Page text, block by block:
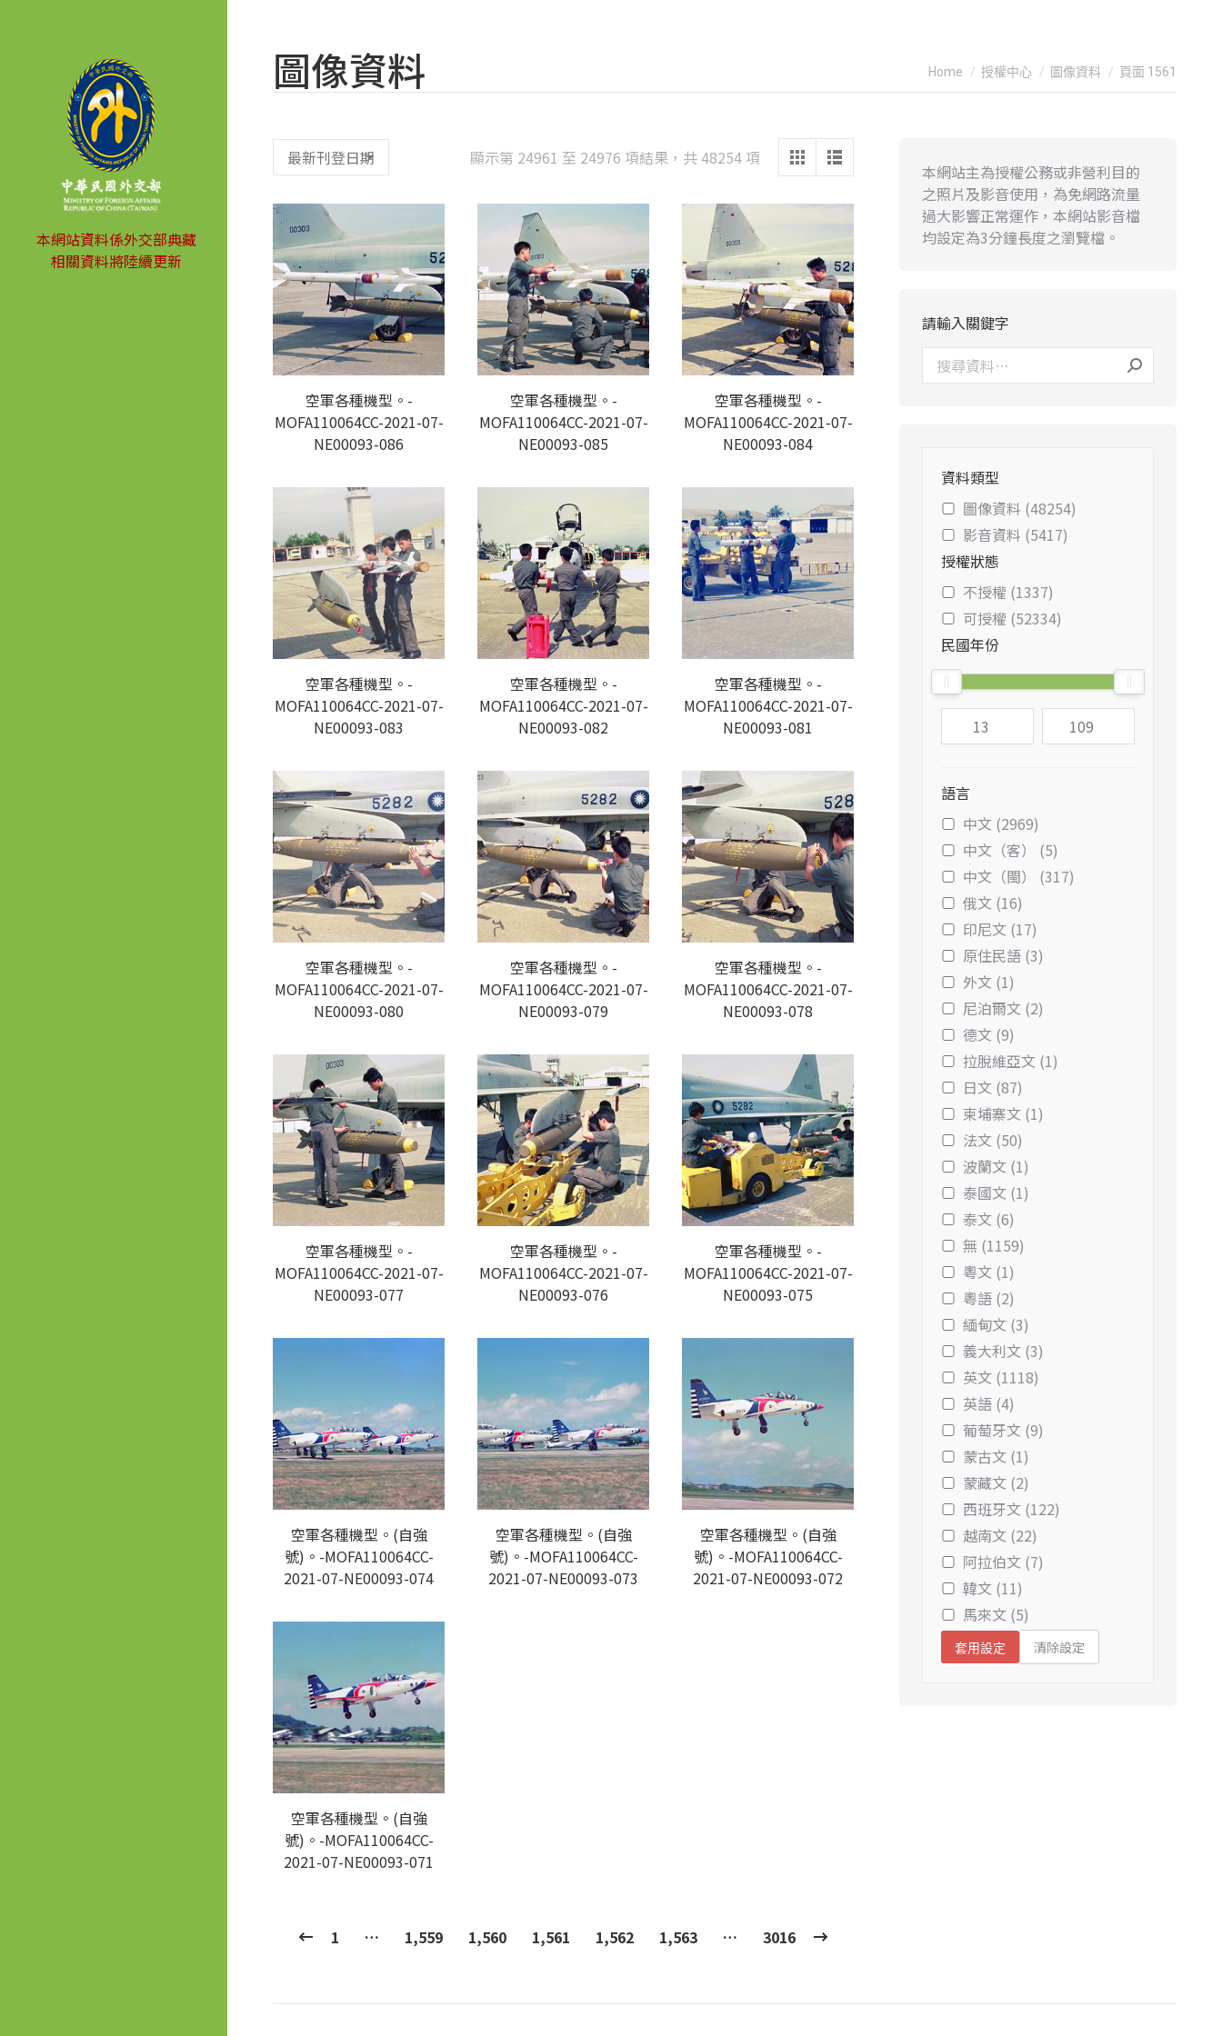
本網站資料係外交部典藏
相關資料將陸續更新
圖像資料 You are here:
Home 授權中心 圖像資料 頁面 1561
顯示第 24961 至 24976 項結果，共 48254 項 Sorted
latest
空軍各種機型。-
MOFA110064CC-2021-07-
NE00093-086
空軍各種機型。-
MOFA110064CC-2021-07-
NE00093-085
空軍各種機型。-
MOFA110064CC-2021-07-
NE00093-084
空軍各種機型。-
MOFA110064CC-2021-07-
NE00093-083
空軍各種機型。-
MOFA110064CC-2021-07-
NE00093-082
空軍各種機型。-
MOFA110064CC-2021-07-
NE00093-081
空軍各種機型。-
MOFA110064CC-2021-07-
NE00093-080
空軍各種機型。-
MOFA110064CC-2021-07-
NE00093-079
空軍各種機型。-
MOFA110064CC-2021-07-
NE00093-078
空軍各種機型。-
MOFA110064CC-2021-07-
NE00093-077
空軍各種機型。-
MOFA110064CC-2021-07-
NE00093-076
空軍各種機型。-
MOFA110064CC-2021-07-
NE00093-075
空軍各種機型。(自強
號)。-MOFA110064CC-
2021-07-NE00093-074
空軍各種機型。(自強
號)。-MOFA110064CC-
2021-07-NE00093-073
空軍各種機型。(自強
號)。-MOFA110064CC-
2021-07-NE00093-072
空軍各種機型。(自強
號)。-MOFA110064CC-
2021-07-NE00093-071
1 … 1,559 1,560 1,561 1,562 1,563 … 3016
本網站主為授權公務或非營利目的
之照片及影音使用，為免網路流量
過大影響正常運作，本網站影音檔
均設定為3分鐘長度之瀏覽檔。
請輸入關鍵字
資料類型
圖像資料 (48254)
影音資料 (5417)
授權狀態
不授權 (1337)
可授權 (52334)
民國年份
語言
中文 (2969)
中文（客） (5)
中文（閩） (317)
俄文 (16)
印尼文 (17)
原住民語 (3)
外文 (1)
尼泊爾文 (2)
德文 (9)
拉脫維亞文 (1)
日文 (87)
柬埔寨文 (1)
法文 (50)
波蘭文 (1)
泰國文 (1)
泰文 (6)
無 (1159)
粵文 (1)
粵語 (2)
緬甸文 (3)
義大利文 (3)
英文 (1118)
英語 (4)
葡萄牙文 (9)
蒙古文 (1)
蒙藏文 (2)
西班牙文 (122)
越南文 (22)
阿拉伯文 (7)
韓文 (11)
馬來文 (5)
套用設定 清除設定